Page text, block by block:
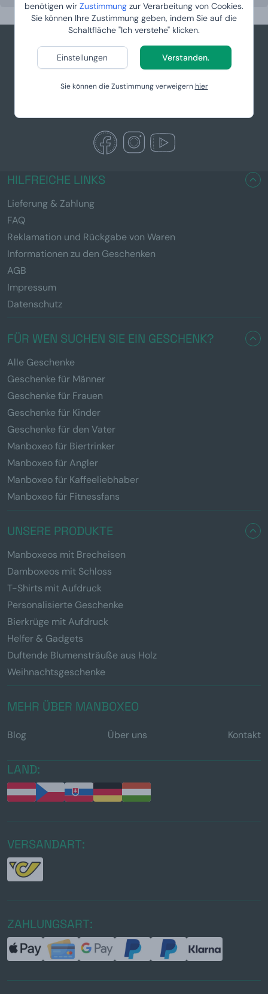
benötigen wir Zustimmung zur Verarbeitung von Cookies.
Sie können Ihre Zustimmung geben, indem Sie auf die
Schaltfläche "Ich verstehe" klicken.
Einstellungen Verstanden.
Sie können die Zustimmung verweigernhier
info@manboxeo.at
Mo-Fr 8:30-17 Uhr
HILFREICHE LINKS
Lieferung & Zahlung
FAQ
Reklamation und Rückgabe von Waren
Informationen zu den Geschenken
AGB
Impressum
Datenschutz
FÜR WEN SUCHEN SIE EIN GESCHENK?
Alle Geschenke
Geschenke für Männer
Geschenke für Frauen
Geschenke für Kinder
Geschenke für den Vater
Manboxeo für Biertrinker
Manboxeo für Angler
Manboxeo für Kaffeeliebhaber
Manboxeo für Fitnessfans
UNSERE PRODUKTE
Manboxeos mit Brecheisen
Damboxeos mit Schloss
T-Shirts mit Aufdruck
Personalisierte Geschenke
Bierkrüge mit Aufdruck
Helfer & Gadgets
Duftende Blumensträuße aus Holz
Weihnachtsgeschenke
MEHR ÜBER MANBOXEO
Blog Über uns Kontakt
LAND:
VERSANDART:
ZAHLUNGSART: